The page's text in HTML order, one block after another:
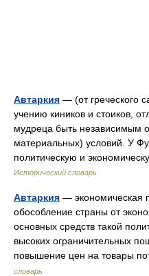
Автаркия — (от греческого
учению киников и стоиков,
мудреца быть независимым
материальных) условий. У
политическую и
Исторический словарь
Автаркия — экономическая
обособление страны от
основных средств такой
высоких ограничительных
повышение цен на товары
словарь